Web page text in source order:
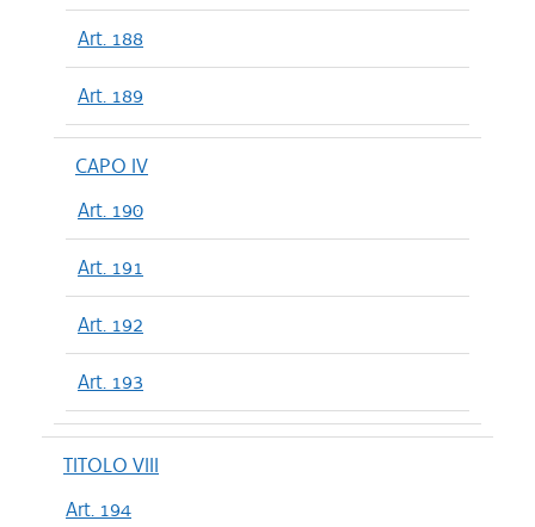
Art. 188
Art. 189
CAPO IV
Art. 190
Art. 191
Art. 192
Art. 193
TITOLO VIII
Art. 194